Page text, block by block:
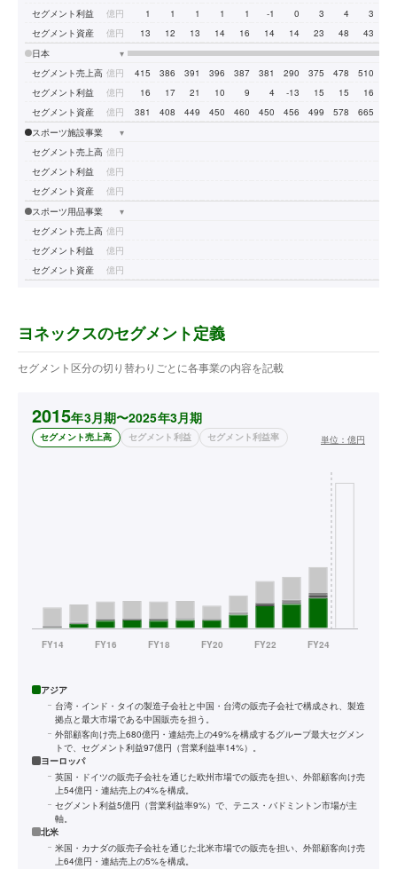
セグメント利益
億円 1 1 1 1 1 -1 0 3 4 3
セグメント資産
億円 13 12 13 14 16 14 14 23 48 43
日本
▾
セグメント売上高 億円 415 386 391 396 387 381 290 375 478 510
セグメント利益
億円 16 17 21 10 9 4 -13 15 15 16
セグメント資産
億円 381 408 449 450 460 450 456 499 578 665
スポーツ施設事業
▾
セグメント売上高 億円
セグメント利益
億円
セグメント資産
億円
スポーツ用品事業
▾
セグメント売上高 億円
セグメント利益
億円
セグメント資産
億円
ヨネックスのセグメント定義
セグメント区分の切り替わりごとに各事業の内容を記載
2015年3月期〜2025年3月期
セグメント売上高 セグメント利益 セグメント利益率 単位： 億円
アジア
台湾・インド・タイの製造子会社と中国・台湾の販売子会社で構成され、製造
拠点と最大市場である中国販売を担う。
外部顧客向け売上680億円・連結売上の49%を構成するグループ最大セグメン
トで、セグメント利益97億円（営業利益率14%）。
ヨーロッパ
英国・ドイツの販売子会社を通じた欧州市場での販売を担い、外部顧客向け売
上54億円・連結売上の4%を構成。
セグメント利益5億円（営業利益率9%）で、テニス・バドミントン市場が主
軸。
北米
米国・カナダの販売子会社を通じた北米市場での販売を担い、外部顧客向け売
上64億円・連結売上の5%を構成。